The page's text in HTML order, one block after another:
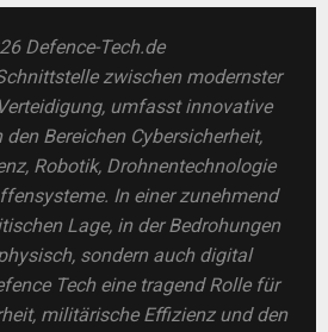
Defence-Tech.de
zwischen modernster
umfasst innovative
Bereichen Cybersicherheit,
Robotik, Drohnentechnologie
In einer zunehmend
Lage, in der Bedrohungen
sondern auch digital
Tech eine tragend Rolle für
militärische Effizienz und den